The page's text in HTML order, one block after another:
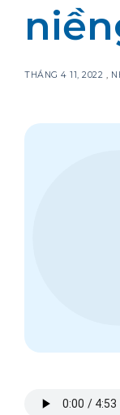
THÁNG 4 11, 2022 ,